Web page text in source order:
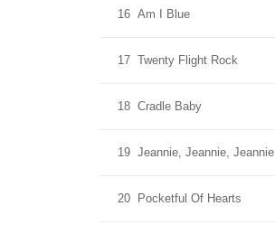
16 Am I Blue
17 Twenty Flight Rock
18 Cradle Baby
19 Jeannie, Jeannie, Jeannie
20 Pocketful Of Hearts